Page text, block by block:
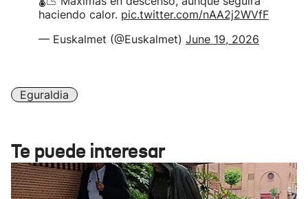
haciendo calor. pic.twitter.com/nAA2j2WVfF
— Euskalmet (@Euskalmet) June 19, 2026
Eguraldia
Te puede interesar